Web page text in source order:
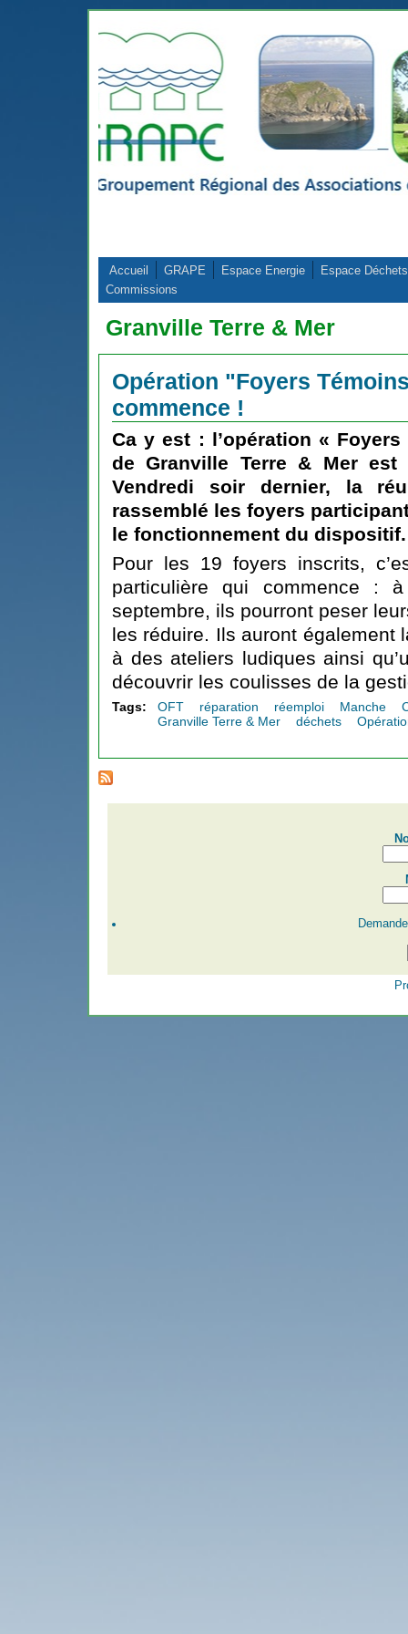
Accueil GRAPE Espace Energie
Espace Déchets
Commissions
Granville Terre & Mer
Opération "Foyers
commence !
Ca y est : l’opération «
de Granville Terre & Merest
Vendredi soir dernier, la
rassemblé les foyers
le fonctionnement du dispositif.
Pour les 19 foyers inscrits,
particulière qui commence :
septembre, ils pourront peser
les réduire. Ils auront également
à des ateliers ludiques ainsi
découvrir les coulisses de la
Tags: OFT réparation réemploi Manche
Granville Terre & Mer
déchets